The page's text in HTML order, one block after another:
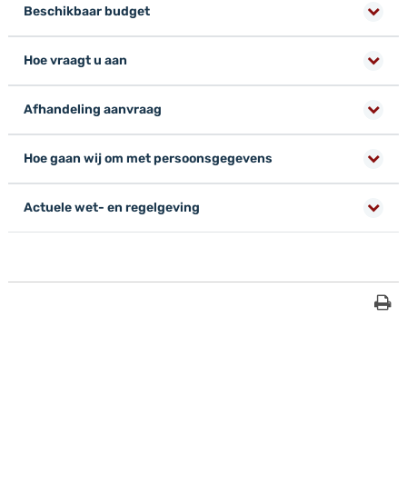
Beschikbaar budget
Hoe vraagt u aan
Afhandeling aanvraag
Hoe gaan wij om met persoonsgegevens
Actuele wet- en regelgeving